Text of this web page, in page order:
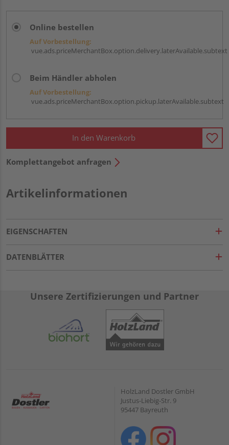
Online bestellen
Auf Vorbestellung:
vue.ads.priceMerchantBox.option.delivery.laterAvailable.subtext
Beim Händler abholen
Auf Vorbestellung:
vue.ads.priceMerchantBox.option.pickup.laterAvailable.subtext
In den Warenkorb
Komplettangebot anfragen
Artikelinformationen
EIGENSCHAFTEN
DATENBLÄTTER
Unsere Zertifizierungen und Partner
HolzLand Dostler GmbH
Justus-Liebig-Str. 9
95447 Bayreuth